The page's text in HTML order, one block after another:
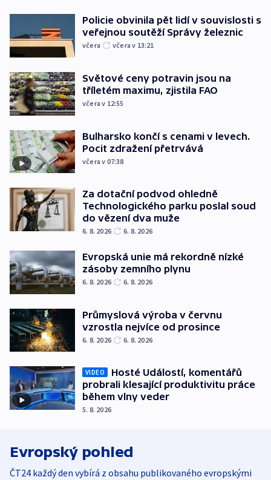
Policie obvinila pět lidí v souvislosti s
veřejnou soutěží Správy železnic
včera včera v 13:21
Světové ceny potravin jsou na
tříletém maximu, zjistila FAO
včera v 12:55
Bulharsko končí s cenami v levech.
Pocit zdražení přetrvává
včera v 07:38
Za dotační podvod ohledně
Technologického parku poslal soud
do vězení dva muže
6. 8. 2026 6. 8. 2026
Evropská unie má rekordně nízké
zásoby zemního plynu
6. 8. 2026 6. 8. 2026
Průmyslová výroba v červnu
vzrostla nejvíce od prosince
6. 8. 2026 6. 8. 2026
VIDEO
Hosté Událostí, komentářů
probrali klesající produktivitu práce
během vlny veder
5. 8. 2026
Evropský pohled
ČT24 každý den vybírá z obsahu publikovaného evropskými